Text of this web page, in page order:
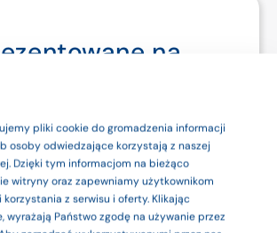
są
bardzo
krok
do
na
produkty są
wyrobami
Dla
ich zgodnie
pliki cookie do gromadzenia informacji
osoby odwiedzające korzystają z naszej
Dzięki tym informacjom na bieżąco
witryny oraz zapewniamy użytkownikom
z serwisu i oferty. Klikając
wyrażają Państwo zgodę na używanie przez